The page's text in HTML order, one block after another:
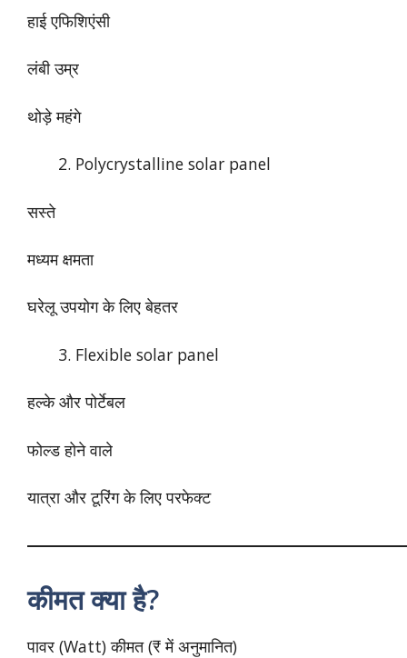
हाई एफिशिएंसी
लंबी उम्र
थोड़े महंगे
Polycrystalline solar panel
सस्ते
मध्यम क्षमता
घरेलू उपयोग के लिए बेहतर
Flexible solar panel
हल्के और पोर्टेबल
फोल्ड होने वाले
यात्रा और टूरिंग के लिए परफेक्ट
कीमत क्या है?
पावर (Watt) कीमत (₹ में अनुमानित)